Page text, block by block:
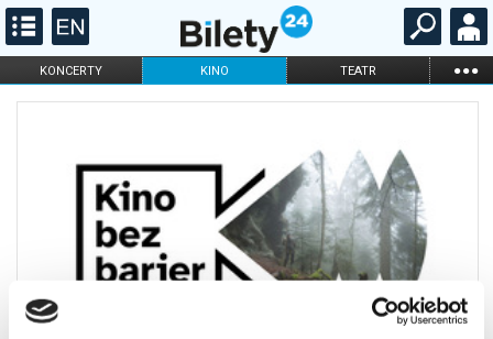
KONCERTY KINO TEATR ...
FILHARMONIA OPERA I BALET